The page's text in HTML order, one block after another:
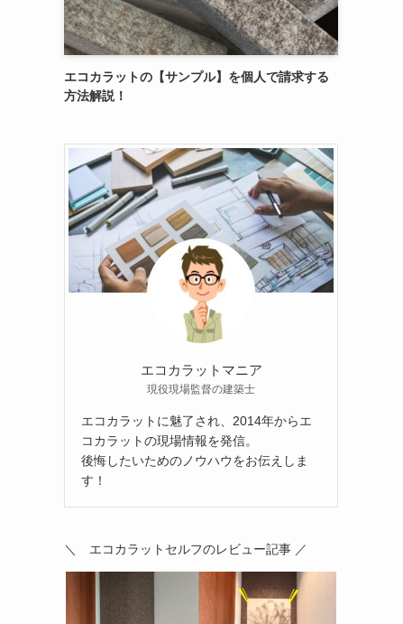
エコカラットの【サンプル】を個人で請求する
方法解説！
エコカラットマニア
現役現場監督の建築士
エコカラットに魅了され、2014年からエ
コカラットの現場情報を発信。
後悔したいためのノウハウをお伝えしま
す！
＼ エコカラットセルフのレビュー記事 ／